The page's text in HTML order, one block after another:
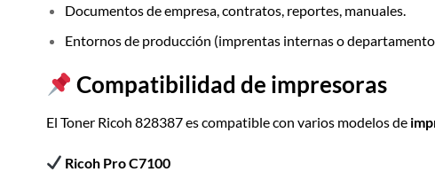
Documentos de empresa, contratos, reportes, manuales.
Entornos de producción (imprentas internas o
Compatibilidad de impresoras
El Toner Ricoh 828387 es compatible con varios modelos de
Ricoh Pro C7100